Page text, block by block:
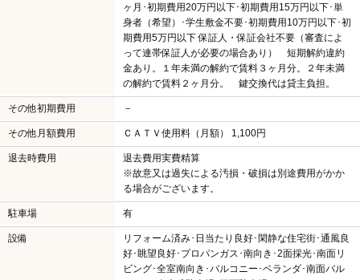
ヶ月･初期費用20万円以下･初期費用15万円以下･単
身者（希望）･学生敷金不要･初期費用10万円以下･初
期費用5万円以下 保証人・保証会社不要（審査によ
って連帯保証人が必要の場合あり） 短期解約違約
金あり。１年未満の解約で賃料３ヶ月分。２年未満
の解約で賃料２ヶ月分。 鍵交換代は貸主負担。
その他初期費用 －
その他月額費用 ＣＡＴＶ使用料（月額） 1,100円
退去時費用
退去費用実費精算
※故意又は過失による汚損・破損は別途費用がかか
る場合がございます。
駐車場 有
設備
リフォーム済み･日当たり良好･閑静な住宅街･通風良
好･眺望良好･プロパンガス･南向き･2面採光･南面リ
ビング･全室南向き･バルコニー･ベランダ･南面バル